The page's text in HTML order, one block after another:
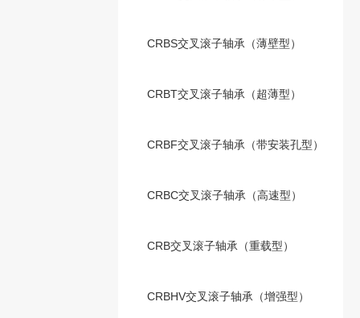
CRBS交叉滚子轴承（薄壁型）
CRBT交叉滚子轴承（超薄型）
CRBF交叉滚子轴承（带安装孔型）
CRBC交叉滚子轴承（高速型）
CRB交叉滚子轴承（重载型）
CRBHV交叉滚子轴承（增强型）